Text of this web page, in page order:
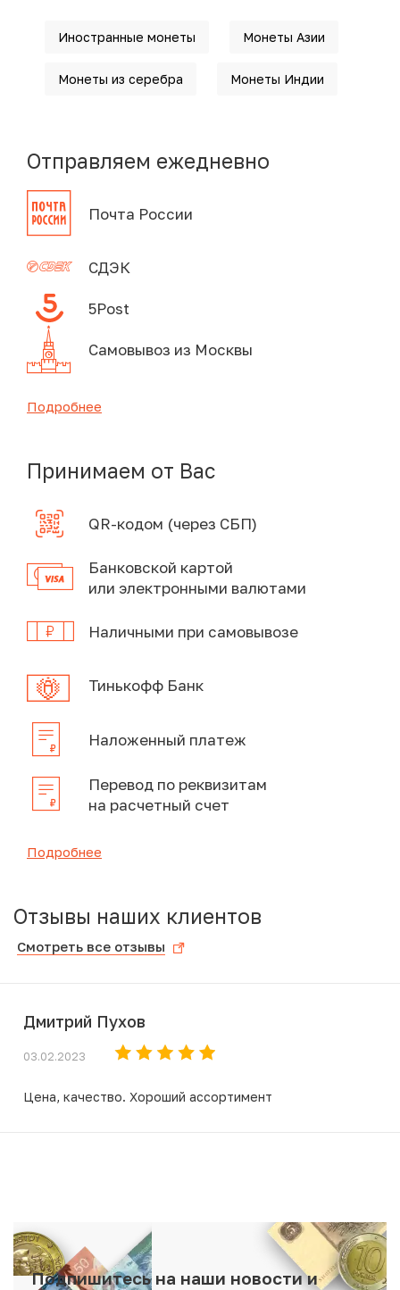
Иностранные монеты Монеты Азии
Монеты из серебра Монеты Индии
Отправляем ежедневно
Почта России
СДЭК
5Post
Самовывоз из Москвы
Подробнее
Принимаем от Вас
QR-кодом (через СБП)
Банковской картой
или электронными валютами
Наличными при самовывозе
Тинькофф Банк
Наложенный платеж
Перевод по реквизитам
на расчетный счет
Подробнее
Отзывы наших клиентов
Смотреть все отзывы
Дмитрий Пухов
03.02.2023
Цена, качество. Хороший ассортимент
Подпишитесь на наши новости и